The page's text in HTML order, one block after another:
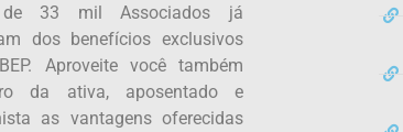
de 33 mil Associados já
dos benefícios exclusivos
Aproveite você também
da ativa, aposentado e
as vantagens oferecidas